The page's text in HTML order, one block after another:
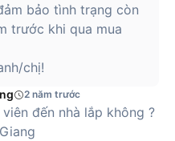
bảo tình trạng còn
trước khi qua mua
chị!
2 năm trước
đến nhà lắp không ?